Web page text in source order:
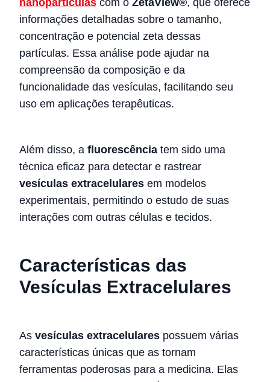
informações detalhadas sobre o tamanho,
concentração e potencial zeta dessas
partículas. Essa análise pode ajudar na
compreensão da composição e da
funcionalidade das vesículas, facilitando seu
uso em aplicações terapêuticas.
Além disso, a fluorescência tem sido uma
técnica eficaz para detectar e rastrear
vesículas extracelulares em modelos
experimentais, permitindo o estudo de suas
interações com outras células e tecidos.
Características das
Vesículas Extracelulares
As vesículas extracelulares possuem várias
características únicas que as tornam
ferramentas poderosas para a medicina. Elas